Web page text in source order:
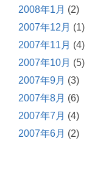
2008年1月 (2)
2007年12月 (1)
2007年11月 (4)
2007年10月 (5)
2007年9月 (3)
2007年8月 (6)
2007年7月 (4)
2007年6月 (2)